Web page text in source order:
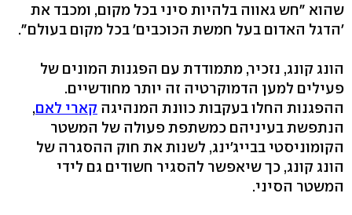
שהוא "חש גאווה בלהיות סיני בכל מקום, ומכבד את
'הדגל האדום בעל חמשת הכוכבים' בכל מקום בעולם".
הונג קונג, נזכיר, מתמודדת עם הפגנות המונים של
פעילים למען הדמוקרטיה זה יותר מחודשיים.
ההפגנות החלו בעקבות כוונת המנהיגה קארי לאם,
הנתפשת בעיניהם כמשתפת פעולה של המשטר
הקומוניסטי בבייג'ינג, לשנות את חוק ההסגרה של
הונג קונג, כך שיאפשר להסגיר חשודים גם לידי
המשטר הסיני.